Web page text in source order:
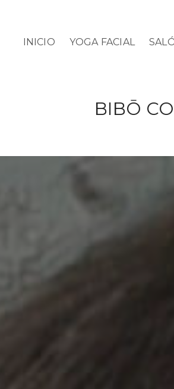
INICIO YOGA FACIAL
BIBŌ